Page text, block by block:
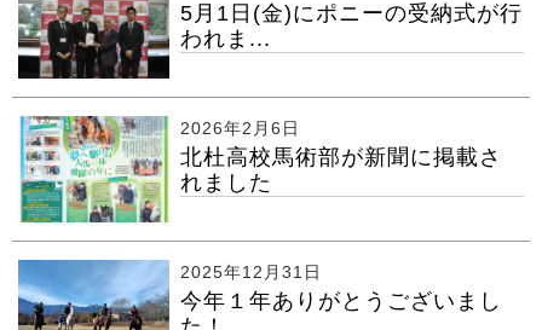
5月1日(金)にポニーの受納式が行
われま...
2026年2月6日
北杜高校馬術部が新聞に掲載さ
れました
2025年12月31日
今年１年ありがとうございまし